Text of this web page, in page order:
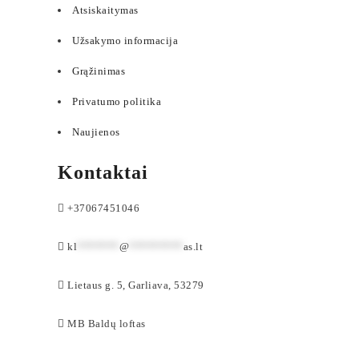
Atsiskaitymas
Užsakymo informacija
Grąžinimas
Privatumo politika
Naujienos
Kontaktai
+37067451046
kl @ as.lt
Lietaus g. 5, Garliava, 53279
MB Baldų loftas